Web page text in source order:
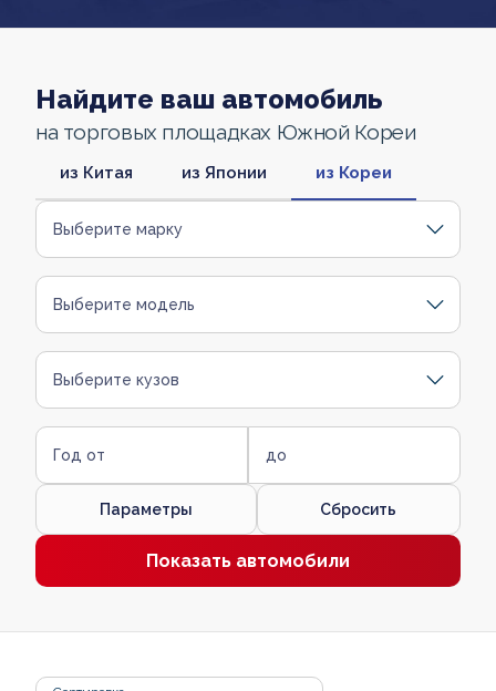
Найдите ваш автомобиль
на торговых площадках Южной Кореи
из Китая из Японии из Кореи
Выберите марку
Выберите модель
Выберите кузов
Год от до
Параметры Сбросить
Показать автомобили